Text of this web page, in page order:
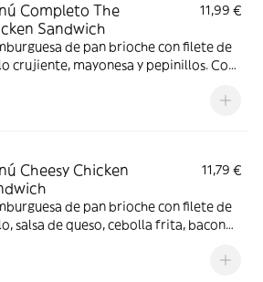
Completo The
Sandwich
11,99 €
de pan brioche con filete de
crujiente, mayonesa y pepinillos. Con
Cheesy Chicken
11,79 €
de pan brioche con filete de
salsa de queso, cebolla frita, bacon